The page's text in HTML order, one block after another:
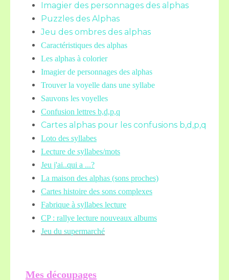
Imagier des personnages des alphas
Puzzles des Alphas
Jeu des ombres des alphas
Caractéristiques des alphas
Les alphas à colorier
Imagier de personnages des alphas
Trouver la voyelle dans une syllabe
Sauvons les voyelles
Confusion lettres b,d,p,q
Cartes alphas pour les confusions b,d,p,q
Loto des syllabes
Lecture de syllabes/mots
Jeu j'ai..qui a ...?
La maison des alphas (sons proches)
Cartes histoire des sons complexes
Fabrique à syllabes lecture
CP : rallye lecture nouveaux albums
Jeu du supermarché
Mes découpages